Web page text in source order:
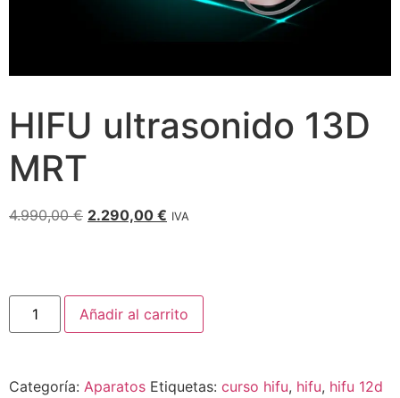
HIFU ultrasonido 13D
MRT
4.990,00€ 2.290,00 € IVA
Añadir al carrito
Categoría: Aparatos Etiquetas: curso hifu, hifu, hifu 12d